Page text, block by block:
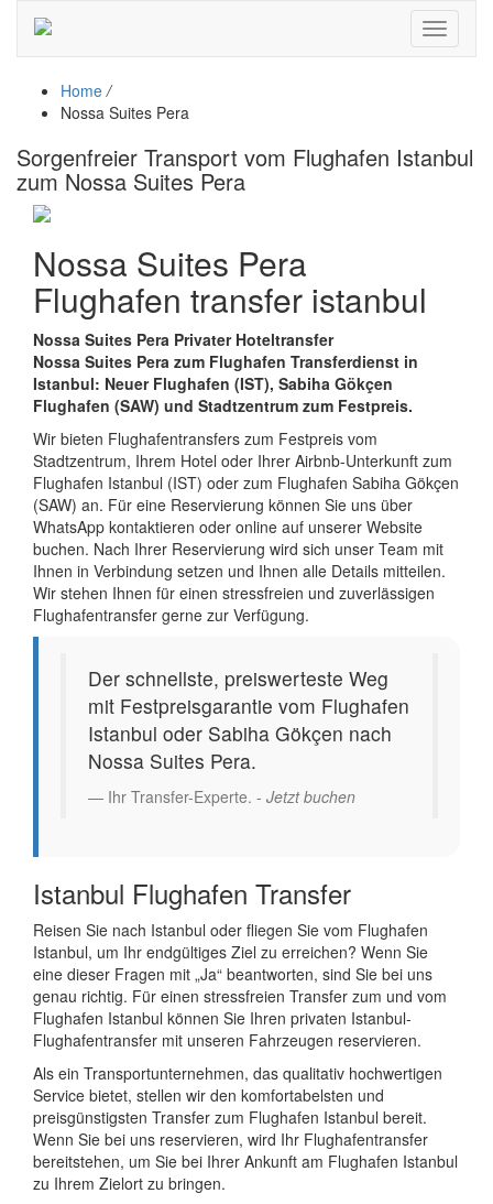
Toggle
Home /
Nossa Suites Pera
Sorgenfreier Transport vom Flughafen Istanbul
zum Nossa Suites Pera
Nossa Suites Pera
Flughafen transfer istanbul
Nossa Suites Pera Privater Hoteltransfer
Nossa Suites Pera zum Flughafen Transferdienst in
Istanbul: Neuer Flughafen (IST), Sabiha Gökçen
Flughafen (SAW) und Stadtzentrum zum Festpreis.
Wir bieten Flughafentransfers zum Festpreis vom
Stadtzentrum, Ihrem Hotel oder Ihrer Airbnb-Unterkunft zum
Flughafen Istanbul (IST) oder zum Flughafen Sabiha Gökçen
(SAW) an. Für eine Reservierung können Sie uns über
WhatsApp kontaktieren oder online auf unserer Website
buchen. Nach Ihrer Reservierung wird sich unser Team mit
Ihnen in Verbindung setzen und Ihnen alle Details mitteilen.
Wir stehen Ihnen für einen stressfreien und zuverlässigen
Flughafentransfer gerne zur Verfügung.
Der schnellste, preiswerteste Weg
mit Festpreisgarantie vom Flughafen
Istanbul oder Sabiha Gökçen nach
Nossa Suites Pera.
Ihr Transfer-Experte. - Jetzt buchen
Istanbul Flughafen Transfer
Reisen Sie nach Istanbul oder fliegen Sie vom Flughafen
Istanbul, um Ihr endgültiges Ziel zu erreichen? Wenn Sie
eine dieser Fragen mit „Ja“ beantworten, sind Sie bei uns
genau richtig. Für einen stressfreien Transfer zum und vom
Flughafen Istanbul können Sie Ihren privaten Istanbul-
Flughafentransfer mit unseren Fahrzeugen reservieren.
Als ein Transportunternehmen, das qualitativ hochwertigen
Service bietet, stellen wir den komfortabelsten und
preisgünstigsten Transfer zum Flughafen Istanbul bereit.
Wenn Sie bei uns reservieren, wird Ihr Flughafentransfer
bereitstehen, um Sie bei Ihrer Ankunft am Flughafen Istanbul
zu Ihrem Zielort zu bringen.